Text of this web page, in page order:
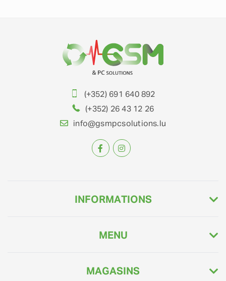
(+352) 691 640 892
(+352) 26 43 12 26
info@gsmpcsolutions.lu
INFORMATIONS
MENU
MAGASINS